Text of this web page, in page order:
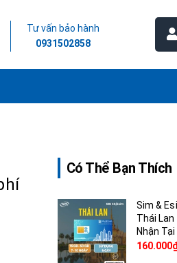
Tư vấn bảo hành
0931502858
Có Thể Bạn Thích
Sim &
Thái Lan
Nhận